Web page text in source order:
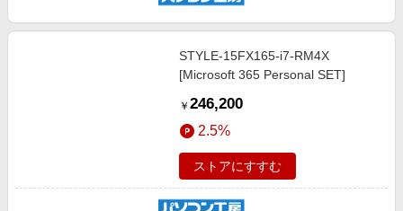
STYLE-15FX165-i7-RM4X
[Microsoft 365 Personal SET]
￥ 246,200
2.5%
ストアにすすむ